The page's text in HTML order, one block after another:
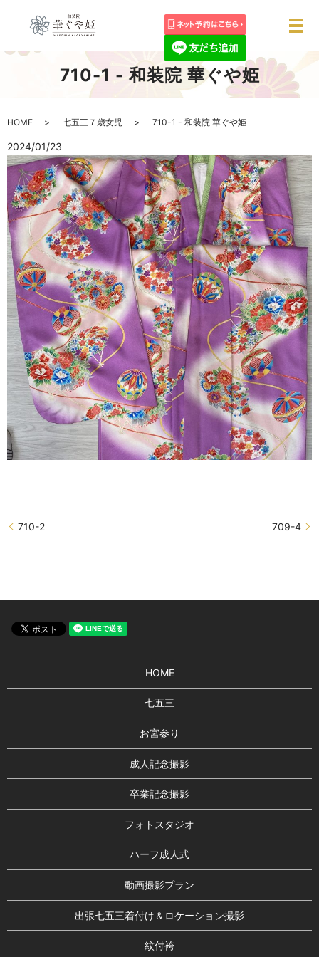
メ
710-1 - 和装院 華ぐや姫
HOME 七五三７歳女児 710-1 - 和装院 華ぐや姫
2024/01/23
710-2 709-4
HOME
七五三
お宮参り
成人記念撮影
卒業記念撮影
フォトスタジオ
ハーフ成人式
動画撮影プラン
出張七五三着付け＆ロケーション撮影
紋付袴